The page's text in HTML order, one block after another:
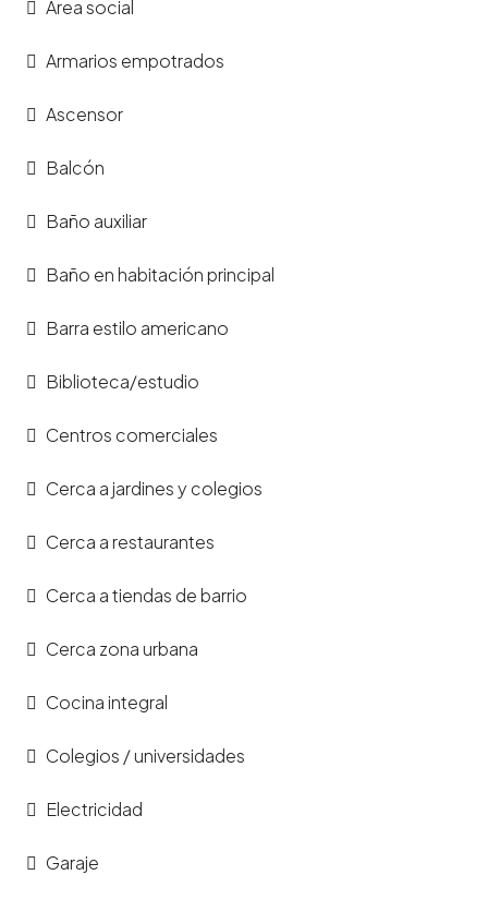
Área social
Armarios empotrados
Ascensor
Balcón
Baño auxiliar
Baño en habitación principal
Barra estilo americano
Biblioteca/estudio
Centros comerciales
Cerca a jardines y colegios
Cerca a restaurantes
Cerca a tiendas de barrio
Cerca zona urbana
Cocina integral
Colegios / universidades
Electricidad
Garaje